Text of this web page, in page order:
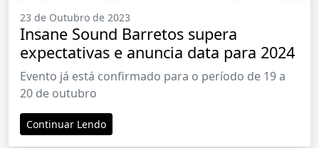
23 de Outubro de 2023
Insane Sound Barretos supera
expectativas e anuncia data para 2024
Evento já está confirmado para o período de 19 a
20 de outubro
Continuar Lendo